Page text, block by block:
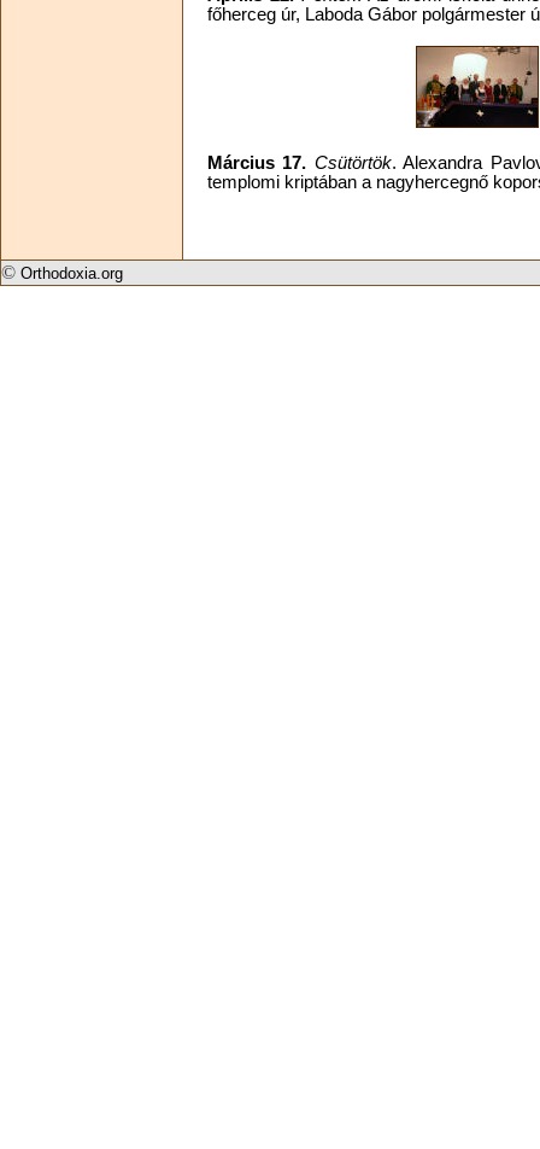
főherceg úr, Laboda Gábor polgármester
Március 17. Csütörtök. Alexandra
templomi kriptában a nagyhercegnő
© Orthodoxia.org